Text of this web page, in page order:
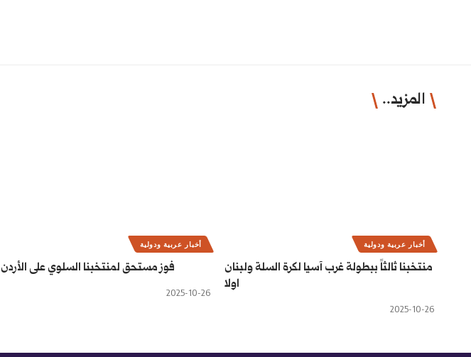
المزيد..
أخبار عربية ودولية
منتخبنا ثالثاً ببطولة غرب آسيا لكرة السلة ولبنان
اولا
2025-10-26
أخبار عربية ودولية
فوز مستحق لمنتخبنا السلوي على الأردن
2025-10-26